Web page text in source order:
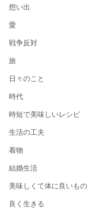
想い出
愛
戦争反対
旅
日々のこと
時代
時短で美味しいレシピ
生活の工夫
着物
結婚生活
美味しくて体に良いもの
良く生きる